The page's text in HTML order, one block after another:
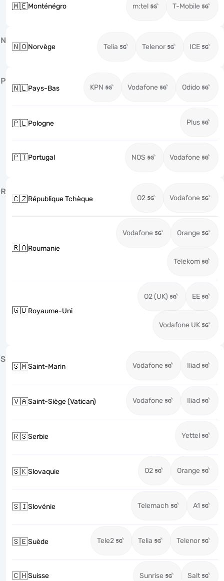
🇲🇪Monténégro m:tel T-Mobile
N
🇳🇴Norvège Telia Telenor ICE
P
🇳🇱Pays-Bas KPN Vodafone Odido
🇵🇱Pologne Plus
🇵🇹Portugal NOS Vodafone
R
🇨🇿République Tchèque O2 Vodafone
🇷🇴Roumanie
Vodafone Orange
Telekom
🇬🇧Royaume-Uni
O2 (UK) EE
Vodafone UK
S
🇸🇲Saint-Marin Vodafone Iliad
🇻🇦Saint-Siège (Vatican) Vodafone Iliad
🇷🇸Serbie Yettel
🇸🇰Slovaquie O2 Orange
🇸🇮Slovénie Telemach A1
🇸🇪Suède Tele2 Telia Telenor
🇨🇭Suisse Sunrise Salt